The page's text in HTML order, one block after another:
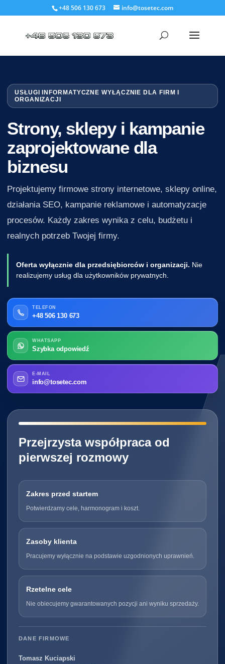
+48 506 130 673 info@tosetec.com
USŁUGI INFORMATYCZNE WYŁĄCZNIE DLA FIRM I
ORGANIZACJI
Strony, sklepy i kampanie
zaprojektowane dla
biznesu
Projektujemy firmowe strony internetowe, sklepy online,
działania SEO, kampanie reklamowe i automatyzacje
procesów. Każdy zakres wynika z celu, budżetu i
realnych potrzeb Twojej firmy.
Oferta wyłącznie dla przedsiębiorców i organizacji. Nie
realizujemy usług dla użytkowników prywatnych.
TELEFON
+48 506 130 673
WHATSAPP
Szybka odpowiedź
E-MAIL
info@tosetec.com
━━━━━━━━━━━━━━━━━━━━━━━━━━━━
Przejrzysta współpraca od
pierwszej rozmowy
Zakres przed startem
Potwierdzamy cele, harmonogram i koszt.
Zasoby klienta
Pracujemy wyłącznie na podstawie uzgodnionych uprawnień.
Rzetelne cele
Nie obiecujemy gwarantowanych pozycji ani wyniku sprzedaży.
DANE FIRMOWE
Tomasz Kuciapski